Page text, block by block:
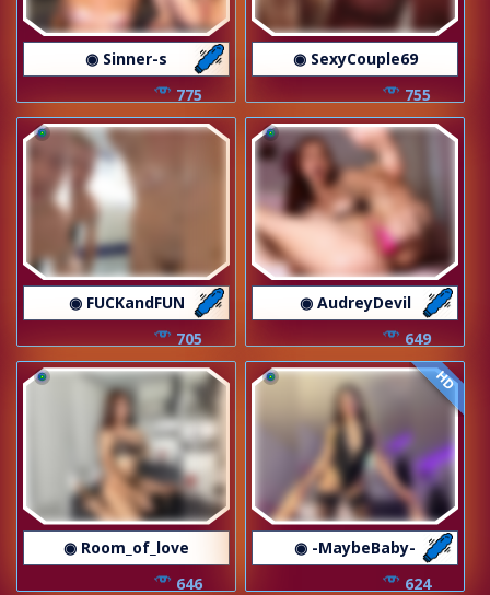
◉ Sinner-s
775
◉ SexyCouple69
755
◉ FUCKandFUN
705
◉ AudreyDevil
649
◉ Room_of_love
646
HD
◉ -MaybeBaby-
624